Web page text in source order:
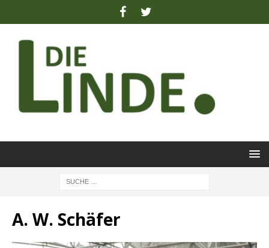
A. W. Schäfer